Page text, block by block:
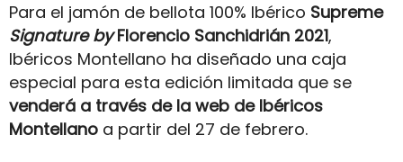
Para el jamón de bellota 100% Ibérico Supreme
Signature byFlorencio Sanchidrián 2021,
Ibéricos Montellano ha diseñado una caja
especial para esta edición limitada que se
venderá a través de la web de Ibéricos
Montellano a partir del 27 de febrero.